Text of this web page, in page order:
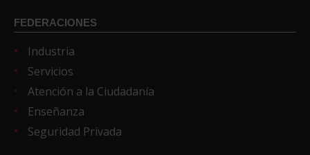
FEDERACIONES
Industria
Servicios
Atención a la Ciudadanía
Enseñanza
Seguridad Privada